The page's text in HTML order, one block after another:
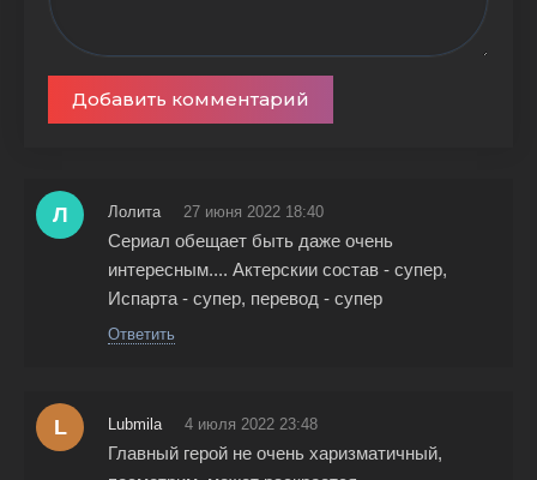
Добавить комментарий
Л Лолита 27 июня 2022 18:40
Сериал обещает быть даже очень
интересным.... Актерскии состав - супер,
Испарта - супер, перевод - супер
Ответить
L Lubmila 4 июля 2022 23:48
Главный герой не очень харизматичный,